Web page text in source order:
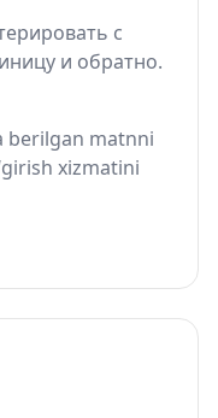
с
и обратно.
berilgan matnni
xizmatini